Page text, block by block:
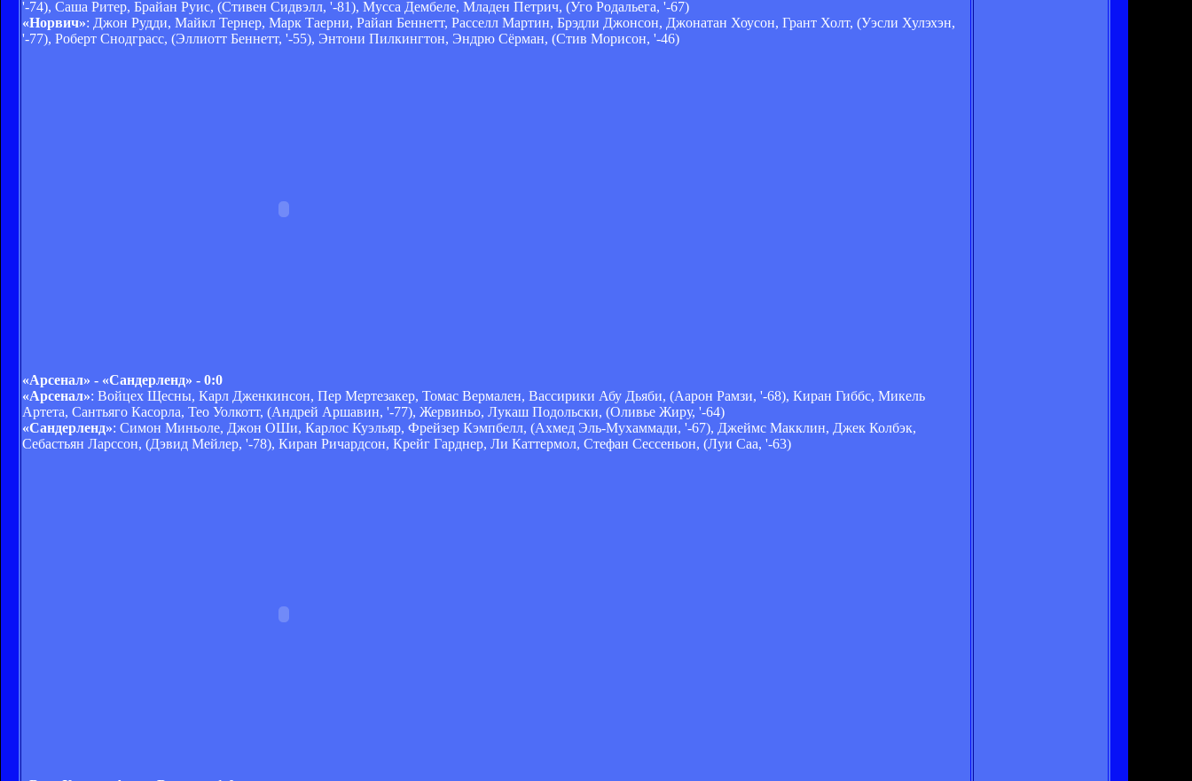
'-74), Саша Ритер, Брайан Руис, (Стивен Сидвэлл, '-81), Мусса Дембеле, Младен Петрич, (Уго Родальега, '-67)
«Норвич»: Джон Рудди, Майкл Тернер, Марк Таерни, Райан Беннетт, Расселл Мартин, Брэдли Джонсон, Джонатан Хоусон, Грант Холт, (Уэсли Хулэхэн,
'-77), Роберт Снодграсс, (Эллиотт Беннетт, '-55), Энтони Пилкингтон, Эндрю Сёрман, (Стив Морисон, '-46)
«Арсенал» - «Сандерленд» - 0:0
«Арсенал»: Войцех Щесны, Карл Дженкинсон, Пер Мертезакер, Томас Вермален, Вассирики Абу Дьяби, (Аарон Рамзи, '-68), Киран Гиббс, Микель
Артета, Сантьяго Касорла, Тео Уолкотт, (Андрей Аршавин, '-77), Жервиньо, Лукаш Подольски, (Оливье Жиру, '-64)
«Сандерленд»: Симон Миньоле, Джон ОШи, Карлос Куэльяр, Фрейзер Кэмпбелл, (Ахмед Эль-Мухаммади, '-67), Джеймс Макклин, Джек Колбэк,
Себастьян Ларссон, (Дэвид Мейлер, '-78), Киран Ричардсон, Крейг Гарднер, Ли Каттермол, Стефан Сессеньон, (Луи Саа, '-63)